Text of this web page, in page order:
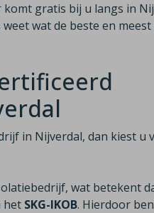
gratis bij u langs in
wat de beste en
in Nijverdal, dan kiest u
wat betekent
het SKG-IKOB. Hierdoor